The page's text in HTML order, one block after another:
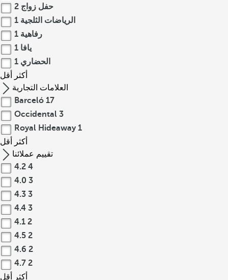
حفل زواج 2
الرياضات الثلجية 1
رفاهية 1
يافا 1
الحضاري 1
أكثر
أقل
العلامات التجارية
Barceló 17
Occidental 3
Royal Hideaway 1
أكثر
أقل
تقييم عملائنا
4.2 4
4.0 3
4.3 3
4.4 3
4.1 2
4.5 2
4.6 2
4.7 2
أكثر
أقل